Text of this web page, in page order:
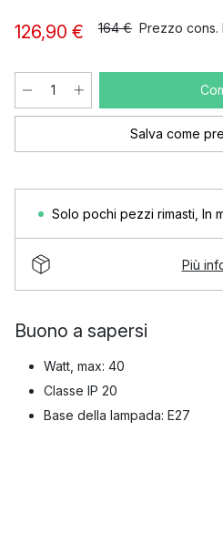
126,90 € 164 € Prezzo cons.
Salva come
Solo pochi pezzi rimasti In
Più
Buono a sapersi
Watt, max: 40
Classe IP 20
Base della lampada: E27